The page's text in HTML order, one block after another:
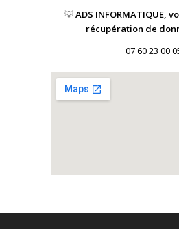
💡ADS INFORMATIQUE,
récupération de
07 60 23 00